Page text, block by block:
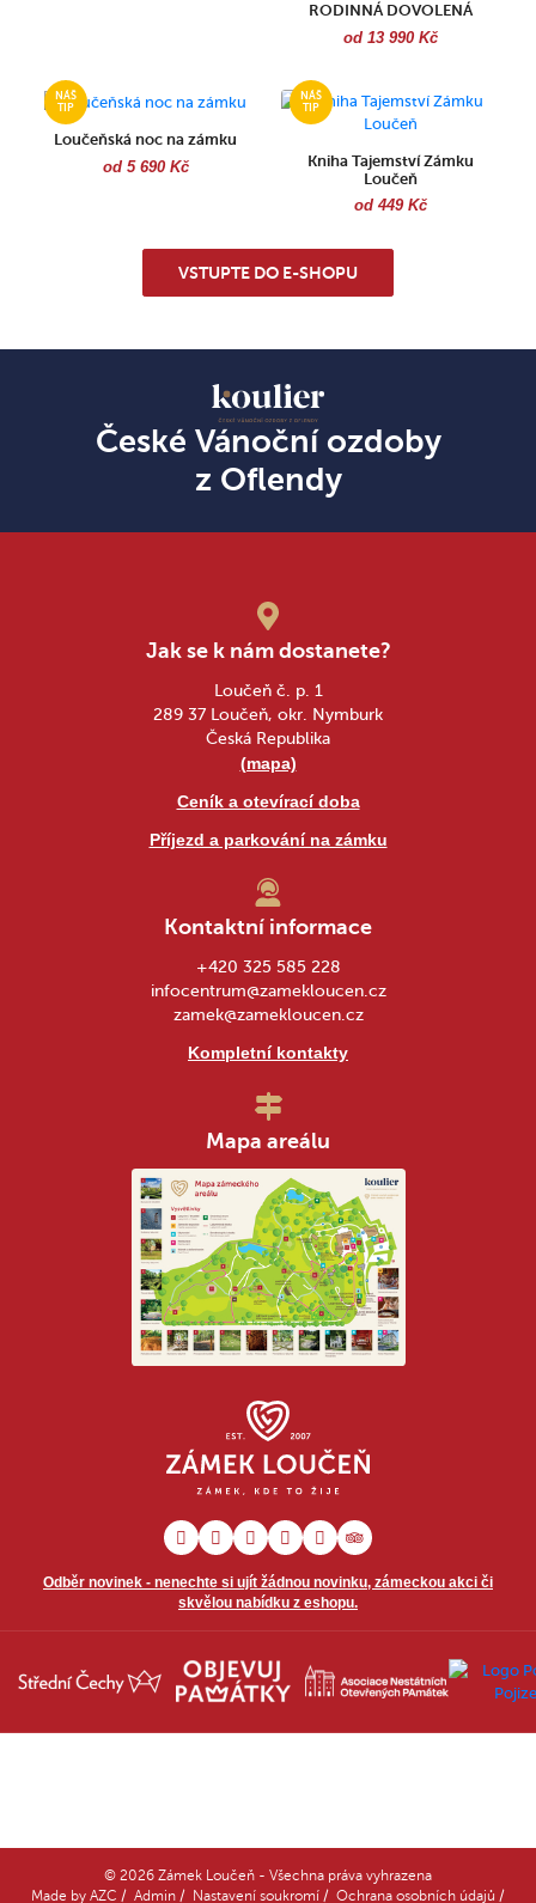
RODINNÁ DOVOLENÁ
od 13 990 Kč
Loučeňská noc na zámku
od 5 690 Kč
Kniha Tajemství Zámku
Loučeň
od 449 Kč
VSTUPTE DO E-SHOPU
České Vánoční ozdoby
z Oflendy
Jak se k nám dostanete?
Loučeň č. p. 1
289 37 Loučeň, okr. Nymburk
Česká Republika
(mapa)
Ceník a otevírací doba
Příjezd a parkování na zámku
Odběr novinek - nenechte si ujít žádnou novinku, zámeckou akci či
skvělou nabídku z eshopu.
Kontaktní informace
+420 325 585 228
infocentrum@zamekloucen.cz
zamek@zamekloucen.cz
Kompletní kontakty
Mapa areálu
© 2026 Zámek Loučeň - Všechna práva vyhrazena
Made by AZC / Admin / Nastavení soukromí / Ochrana osobních údajů /